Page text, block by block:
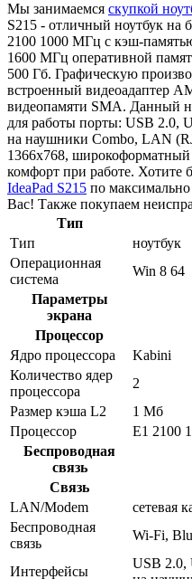
Мы занимаемся скупкой
S215 - отличный ноутбук на
2100 1000 МГц с кэш-
1600 МГц оперативной
500 Гб. Графическую
встроенный видеоадаптер
видеопамяти SMA. Данный
для работы порты: USB 2.0,
на наушники Combo, LAN
1366x768, широкоформатный
комфорт при работе. Хотите
IdeaPad S215 по
Вас! Также покупаем
Тип
Тип
ноутбук
Операционная
система
Win 8 64
Параметры
экрана
Процессор
Ядро процессора
Kabini
Количество ядер
процессора
2
Размер кэша L2
1 Мб
Процессор
E1 2100
Беспроводная
связь
Связь
LAN/Modem
сетевая
Беспроводная
связь
Wi-Fi,
Интерфейсы
USB 2.0,